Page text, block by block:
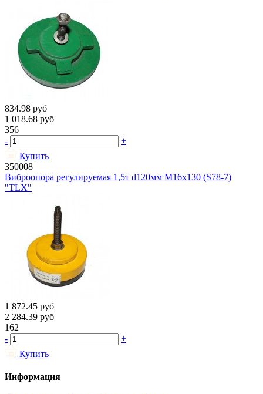
834.98 руб
1 018.68 руб
356
-
+
Купить
350008
Виброопора регулируемая 1,5т d120мм М16х130 (S78-7)
"TLX"
1 872.45 руб
2 284.39 руб
162
-
+
Купить
Информация